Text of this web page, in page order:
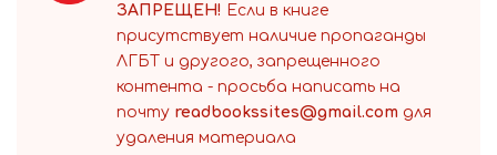
ЗАПРЕЩЕН! Если в книге
присутствует наличие пропаганды
ЛГБТ и другого, запрещенного
контента - просьба написать на
почту readbookssites@gmail.com для
удаления материала